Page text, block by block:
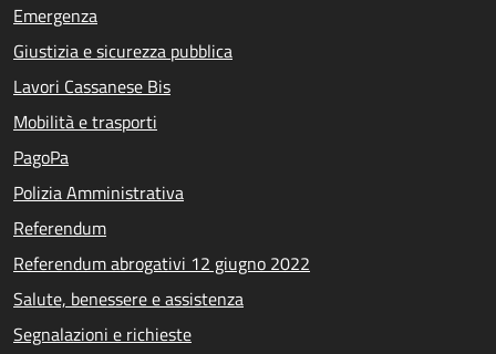
Emergenza
Giustizia e sicurezza pubblica
Lavori Cassanese Bis
Mobilità e trasporti
PagoPa
Polizia Amministrativa
Referendum
Referendum abrogativi 12 giugno 2022
Salute, benessere e assistenza
Segnalazioni e richieste